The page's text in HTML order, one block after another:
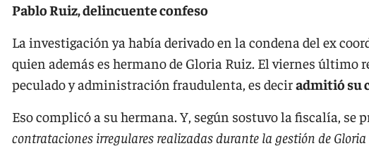
Pablo Ruiz, delincuente confeso
La investigación ya había derivado en la condena del ex
quien además es hermano de Gloria Ruiz. El viernes último
peculado y administración fraudulenta, es deciradmitió su
Eso complicó a su hermana. Y, según sostuvo la fiscalía, se
contrataciones irregulares realizadas durante la gestión de